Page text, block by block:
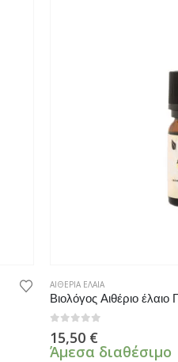
ΑΙΘΕΡΙΑ ΕΛΑΙΑ
Βιολόγος Αιθέριο
15,50 €
Άμεσα διαθέσιμο